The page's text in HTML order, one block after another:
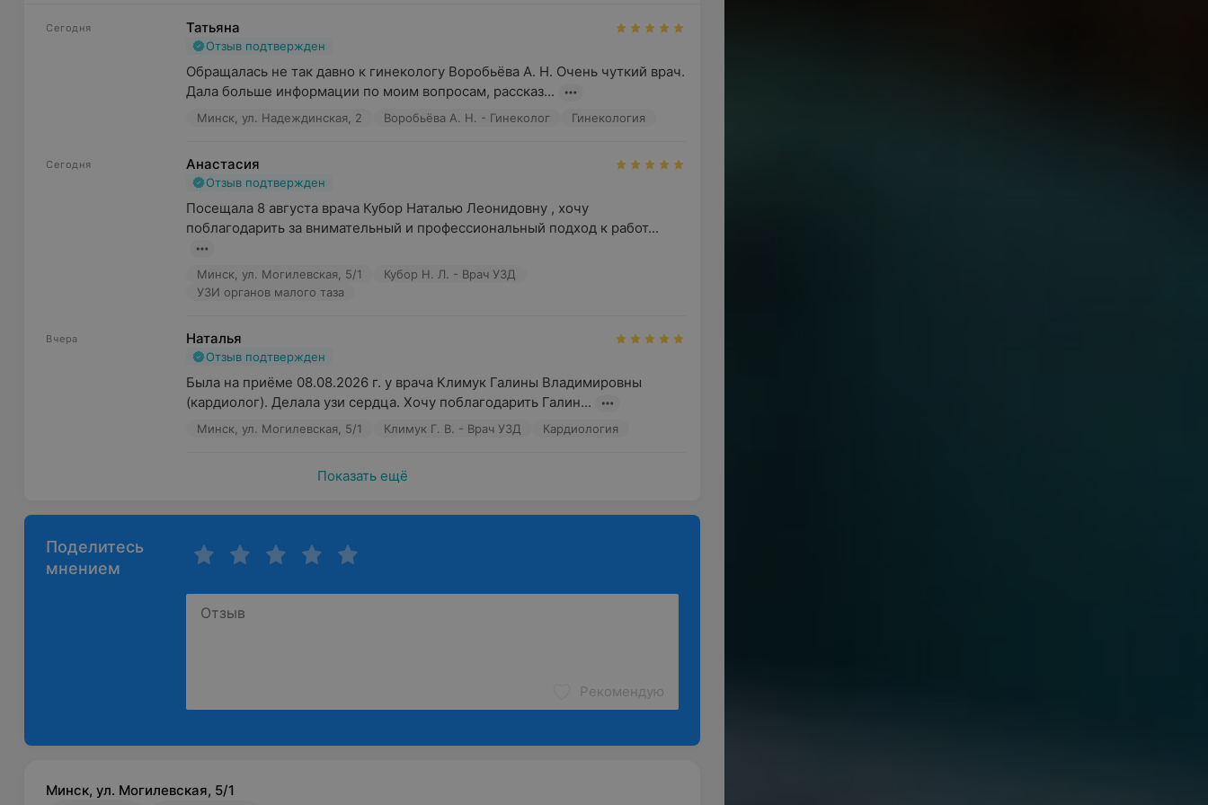
Приглашаем работодателей и владельцев компаний заключить с медцентром прямой договор
на оказание медицинских услуг. Основное преимущество — возможность получать
Центр работает по удобному графику без выходных.
Медицинский центр «Эксана» — медицинская помощь от профессионалов.
Обращаем ваше внимание, что обязательна консультация специалиста: рекламируемые
медицинские услуги могут иметь противопоказания и побочные реакции.
Сегодня Татьяна
Отзыв подтвержден
Обращалась не так давно к гинекологу Воробьёва А. Н. Очень чуткий врач.
Дала больше информации по моим вопросам, рассказ...
Минск, ул. Надеждинская, 2 Воробьёва А. Н. - Гинеколог Гинекология
Сегодня Анастасия
Отзыв подтвержден
Посещала 8 августа врача Кубор Наталью Леонидовну , хочу
поблагодарить за внимательный и профессиональный подход к работ...
Минск, ул. Могилевская, 5/1
Кубор Н. Л. - Врач УЗД
УЗИ органов малого таза
Вчера Наталья
Отзыв подтвержден
Была на приёме 08.08.2026 г. у врача Климук Галины Владимировны
(кардиолог). Делала узи сердца. Хочу поблагодарить Галин...
Минск, ул. Могилевская, 5/1 Климук Г. В. - Врач УЗД Кардиология
Показать ещё
Поделитесь
мнением
Рекомендую
Минск, ул. Могилевская, 5/1